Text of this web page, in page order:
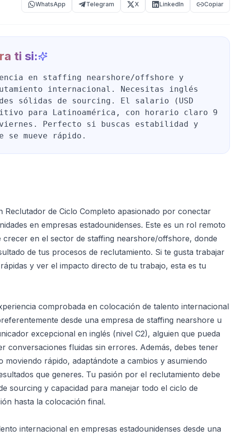
WhatsApp Telegram X LinkedIn Copiar
ti si:
en staffing nearshore/offshore y
internacional. Necesitas inglés
sólidas de sourcing. El salario (USD
para Latinoamérica, con horario claro 9
viernes. Perfecto si buscas estabilidad y
se mueve rápido.
Reclutador de Ciclo Completo apasionado por conectar
en empresas estadounidenses. Este es un rol remoto
en el sector de staffing nearshore/offshore, donde
de tus procesos de reclutamiento. Si te gusta trabajar
y ver el impacto directo de tu trabajo, esta es tu
comprobada en colocación de talento internacional
desde una empresa de staffing nearshore u
excepcional en inglés (nivel C2), alguien que pueda
conversaciones fluidas sin errores. Además, debes tener
moviendo rápido, adaptándote a cambios y asumiendo
que generes. Tu pasión por el reclutamiento debe
sourcing y capacidad para manejar todo el ciclo de
hasta la colocación final.
internacional en empresas estadounidenses desde una